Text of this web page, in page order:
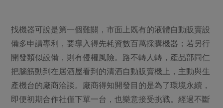
找機器可說是第一個難關，市面上既有的液體自動販賣設
備多申請專利，要導入得先耗資數百萬採購機器；若另行
開發類似設備，則有侵權風險。路不轉人轉，產品部同仁
把腦筋動到在居酒屋看到的清酒自動販賣機上，主動與生
產機台的廠商洽談。廠商得知開發目的是為了環境永續，
即便初期合作社僅下單一台，也樂意接受挑戰。經過不斷